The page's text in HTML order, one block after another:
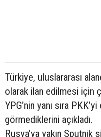
Türkiye, uluslararası
olarak ilan edilmesi için
YPG’nin yanı sıra
görmediklerini açıkladı.
Rusya’ya yakın Sputnik